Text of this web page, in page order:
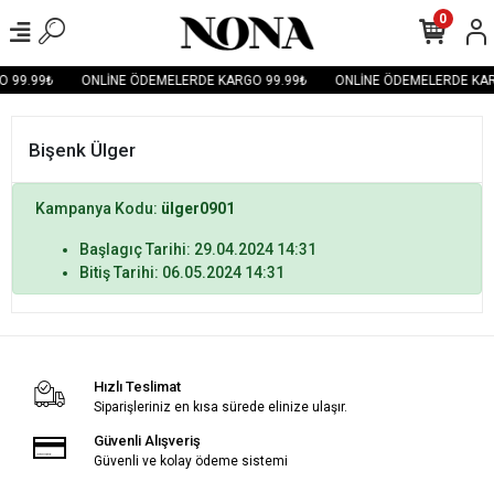
99.99₺ ONLİNE ÖDEMELERDE KARGO 99.99₺ ONLİNE ÖDEMELERDE
0
Bişenk Ülger
Kampanya Kodu: ülger0901
Başlagıç Tarihi: 29.04.2024 14:31
Bitiş Tarihi: 06.05.2024 14:31
Hızlı Teslimat
Siparişleriniz en kısa sürede elinize ulaşır.
Güvenli Alışveriş
Güvenli ve kolay ödeme sistemi